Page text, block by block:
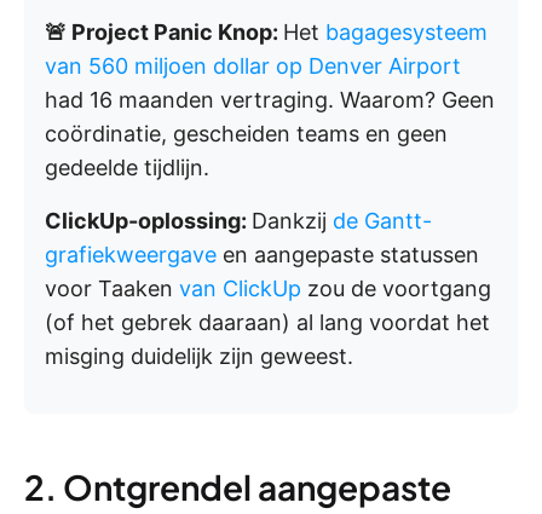
🚨 Project Panic Knop: Het bagagesysteem
van 560 miljoen dollar op Denver Airport
had 16 maanden vertraging. Waarom? Geen
coördinatie, gescheiden teams en geen
gedeelde tijdlijn.
ClickUp-oplossing: Dankzij de Gantt-
grafiekweergave en aangepaste statussen
voor Taaken van ClickUp zou de voortgang
(of het gebrek daaraan) al lang voordat het
misging duidelijk zijn geweest.
2. Ontgrendel aangepaste